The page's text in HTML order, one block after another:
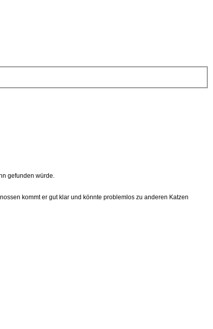
gefunden würde.
kommt er gut klar und könnte problemlos zu anderen Katzen